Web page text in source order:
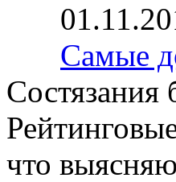
Cамые
Состязания
что